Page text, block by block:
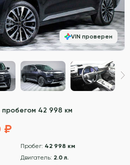
пробегом 42 998 км
₽
Пробег: 42 998 км
Двигатель: 2.0 л.
VIN проверен